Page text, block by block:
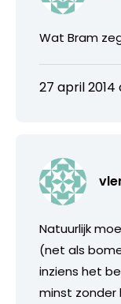
Wat Bram
27 april 2014
Natuurlijk
(net als
inziens het
minst zonder